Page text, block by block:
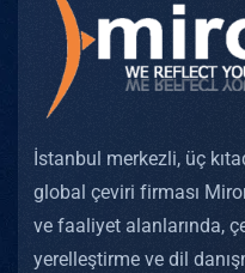
İstanbul merkezli, üç
global çeviri firması
ve faaliyet alanlarında,
yerelleştirme ve dil